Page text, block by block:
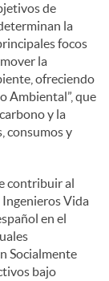
de
la
focos
la
ofreciendo
Ambiental”, que
y la
consumos y
contribuir al
Vida
en el
Socialmente
bajo